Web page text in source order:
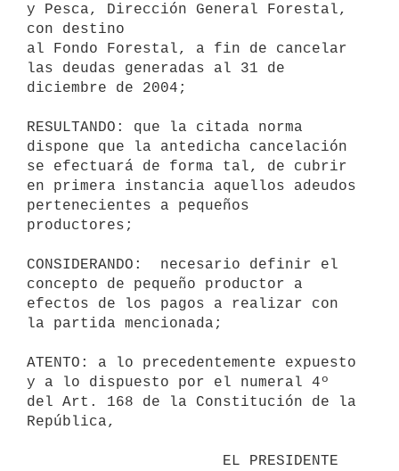
y Pesca, Dirección General Forestal,
con destino
al Fondo Forestal, a fin de cancelar
las deudas generadas al 31 de
diciembre de 2004;
RESULTANDO: que la citada norma
dispone que la antedicha cancelación
se efectuará de forma tal, de cubrir
en primera instancia aquellos adeudos
pertenecientes a pequeños
productores;
CONSIDERANDO:  necesario definir el
concepto de pequeño productor a
efectos de los pagos a realizar con
la partida mencionada;
ATENTO: a lo precedentemente expuesto
y a lo dispuesto por el numeral 4º
del Art. 168 de la Constitución de la
República,